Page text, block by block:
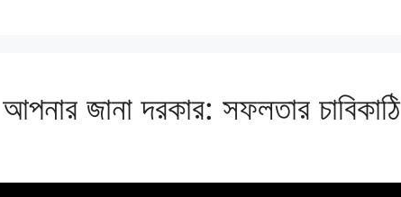
জানা দরকার: সফলতার চাবিকাঠি